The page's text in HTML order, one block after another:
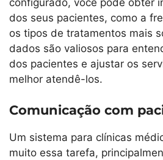
dos seus pacientes, como a
os tipos de tratamentos mais
dados são valiosos para
dos pacientes e ajustar os
melhor atendê-los.
Comunicação com
Um sistema para clínicas
muito essa tarefa,